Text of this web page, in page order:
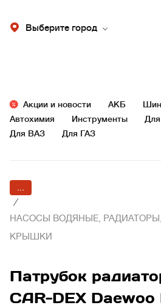
Выберите город
Акции и новости АКБ
Автохимия
Инструменты
Для ВАЗ
Для ГАЗ
...
/
НАСОСЫ ВОДЯНЫЕ,
КРЫШКИ
Патрубок
CAR-DEX